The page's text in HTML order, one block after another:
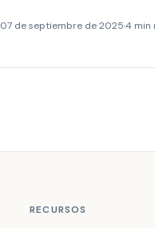
07 de septiembre de 2025·4 min
RECURSOS